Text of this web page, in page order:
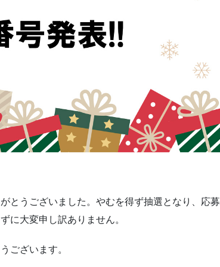
とうございました。やむを得ず抽選となり、応募
に大変申し訳ありません。
ございます。